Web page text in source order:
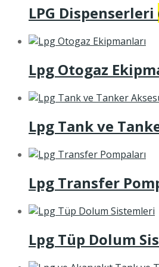
LPG Dispenserleri
Lpg Otogaz
Lpg Tank ve
Lpg Transfer
Lpg Tüp Dolum